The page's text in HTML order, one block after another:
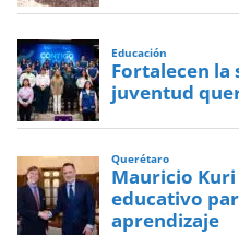
Educación
Fortalecen la
juventud
Querétaro
Mauricio
educativo
aprendizaje